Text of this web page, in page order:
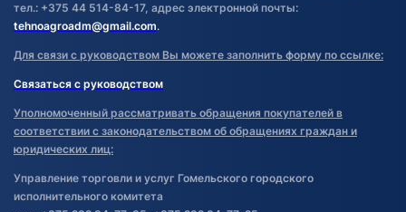
тел.: +375 44 514-84-17, адрес электронной почты:
tehnoagroadm@gmail.com.
Для связи с руководством Вы можете заполнить форму по ссылке:
Связаться с руководством
Уполномоченный рассматривать обращения покупателей в
соответствии с законодательством об обращениях граждан и
юридических лиц:
Управление торговли и услуг Гомельского городского
исполнительного комитета